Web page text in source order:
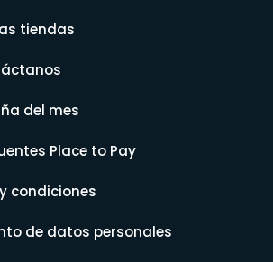
tiendas
del mes
Place to Pay
condiciones
de datos personales